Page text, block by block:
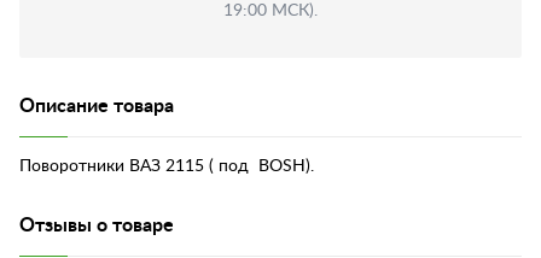
19:00 МСК).
Описание товара
Поворотники ВАЗ 2115 ( под BOSH).
Отзывы о товаре